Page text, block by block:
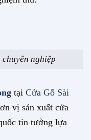
nghiệp
tại Cửa Gỗ Sài
vị sản xuất cửa
tin tưởng lựa